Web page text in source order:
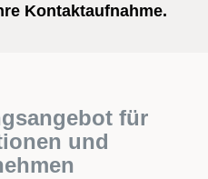
Kontaktaufnahme.
für
und